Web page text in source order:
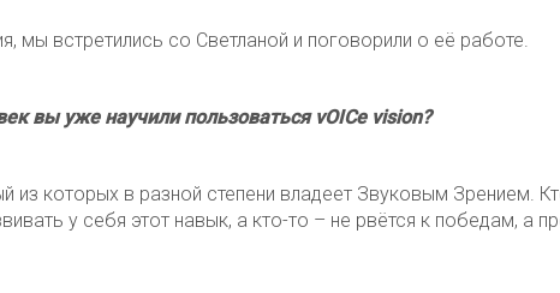
мы встретились со Светланой и поговорили о её работе.
вы уже научили пользоваться vOICe vision?
из которых в разной степени владеет Звуковым Зрением.
у себя этот навык, а кто-то – не рвётся к победам, а